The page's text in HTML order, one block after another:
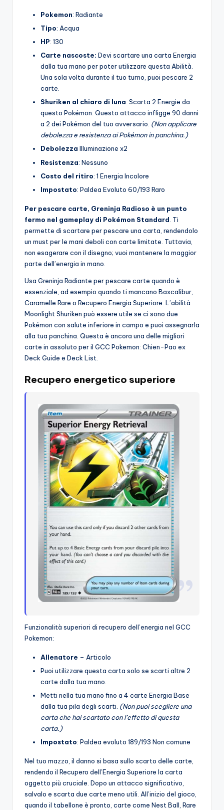
Pokemon: Radiante
Tipo: Acqua
HP: 130
Carte nascoste: Devi scartare una carta Energia
dalla tua mano per poter utilizzare questa Abilità.
Una sola volta durante il tuo turno, puoi pescare 2
carte.
Shuriken al chiaro di luna: Scarta 2 Energie da
questo Pokémon. Questo attacco infligge 90 danni
a 2 dei Pokémon del tuo avversario. (Non applicare
debolezza e resistenza ai Pokémon in panchina.)
Debolezza Illuminazione x2
Resistenza: Nessuno
Costo del ritiro: 1 Energia Incolore
Impostato: Paldea Evoluto 60/193 Raro
Per pescare carte, Greninja Radioso è un punto
fermo nel gameplay di Pokémon Standard . Ti
permette di scartare per pescare una carta, rendendolo
un must per le mani deboli con carte limitate. Tuttavia,
non esagerare con il disegno; vuoi mantenere la maggior
parte dell’energia in mano.
Usa Greninja Radiante per pescare carte quando è
essenziale, ad esempio quando ti mancano Baxcalibur,
Caramelle Rare o Recupero Energia Superiore. L’abilità
Moonlight Shuriken può essere utile se ci sono due
Pokémon con salute inferiore in campo e puoi assegnarla
alla tua panchina. Questa è ancora una delle migliori
carte in assoluto per il GCC Pokemon: Chien-Pao ex
Deck Guide e Deck List.
Recupero energetico superiore
Funzionalità superiori di recupero dell’energia nel GCC
Pokemon:
Allenatore – Articolo
Puoi utilizzare questa carta solo se scarti altre 2
carte dalla tua mano.
Metti nella tua mano fino a 4 carte Energia Base
dalla tua pila degli scarti. (Non puoi scegliere una
carta che hai scartato con l’effetto di questa
carta.)
Impostato: Paldea evoluto 189/193 Non comune
Nel tuo mazzo, il danno si basa sullo scarto delle carte,
rendendo il Recupero dell’Energia Superiore la carta
oggetto più cruciale. Dopo un attacco significativo,
salvalo e scarta due carte meno utili. All’inizio del gioco,
quando il tabellone è pronto, carte come Nest Ball, Rare